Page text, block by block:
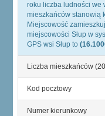
roku liczba ludności we
mieszkańców stanowią
Miejscowość
miejscowości Słup w
GPS wsi Słup to
Liczba mieszkańców
Kod pocztowy
Numer kierunkowy